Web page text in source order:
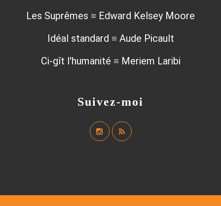
Suivez-moi
Les Suprêmes ≡ Edward Kelsey Moore
Idéal standard ≡ Aude Picault
Ci-gît l'humanité ≡ Meriem Laribi